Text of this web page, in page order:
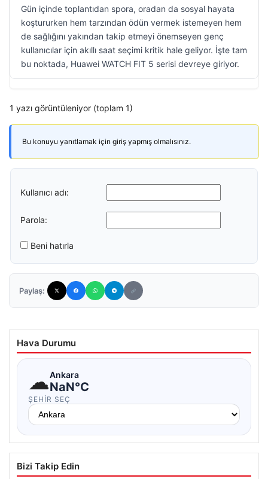
Gün içinde toplantıdan spora, oradan da sosyal hayata
koştururken hem tarzından ödün vermek istemeyen hem
de sağlığını yakından takip etmeyi önemseyen genç
kullanıcılar için akıllı saat seçimi kritik hale geliyor. İşte tam
bu noktada, Huawei WATCH FIT 5 serisi devreye giriyor.
1 yazı görüntüleniyor (toplam 1)
Bu konuyu yanıtlamak için giriş yapmış olmalısınız.
Kullanıcı adı:
Parola:
Beni hatırla
Paylaş:
Hava Durumu
☁Ankara
NaN°C
ŞEHIR SEÇ
Bizi Takip Edin